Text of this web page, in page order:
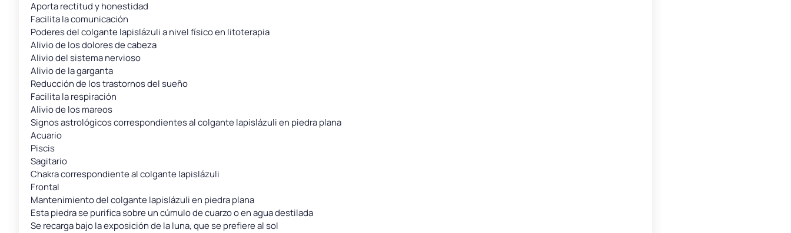
Aporta rectitud y honestidad
Facilita la comunicación
Poderes del colgante lapislázuli a nivel físico en litoterapia
Alivio de los dolores de cabeza
Alivio del sistema nervioso
Alivio de la garganta
Reducción de los trastornos del sueño
Facilita la respiración
Alivio de los mareos
Signos astrológicos correspondientes al colgante lapislázuli en piedra plana
Acuario
Piscis
Sagitario
Chakra correspondiente al colgante lapislázuli
Frontal
Mantenimiento del colgante lapislázuli en piedra plana
Esta piedra se purifica sobre un cúmulo de cuarzo o en agua destilada
Se recarga bajo la exposición de la luna, que se prefiere al sol